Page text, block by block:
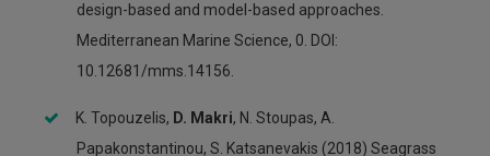
design-based and model-based approaches.
Mediterranean Marine Science, 0. DOI:
10.12681/mms.14156.
K. Topouzelis, D. Makri, N. Stoupas, A.
Papakonstantinou, S. Katsanevakis (2018) Seagrass